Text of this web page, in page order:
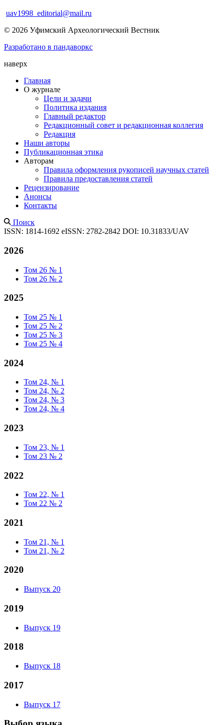
uav1998_editorial@mail.ru
© 2026 Уфимский Археологический Вестник
Разработано в пандаворкс
наверх
Главная
О журнале
Цели и задачи
Политика издания
Главный редактор
Редакционный совет и редакционная коллегия
Редакция
Наши авторы
Публикационная этика
Авторам
Правила оформления рукописей научных статей
Правила предоставления статей
Рецензирование
Анонсы
Контакты
Поиск
ISSN: 1814-1692 eISSN: 2782-2842 DOI: 10.31833/UAV
2026
Том 26 № 1
Том 26 № 2
2025
Том 25 № 1
Том 25 № 2
Том 25 № 3
Том 25 № 4
2024
Том 24, № 1
Том 24, № 2
Том 24, № 3
Том 24, № 4
2023
Том 23, № 1
Том 23 № 2
2022
Том 22, № 1
Том 22 № 2
2021
Том 21, № 1
Том 21, № 2
2020
Выпуск 20
2019
Выпуск 19
2018
Выпуск 18
2017
Выпуск 17